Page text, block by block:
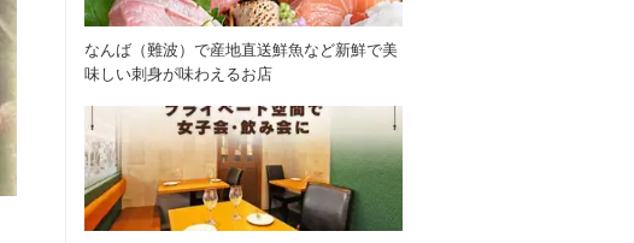
なんば（難波）で産地直送鮮魚など新鮮で美
味しい刺身が味わえるお店